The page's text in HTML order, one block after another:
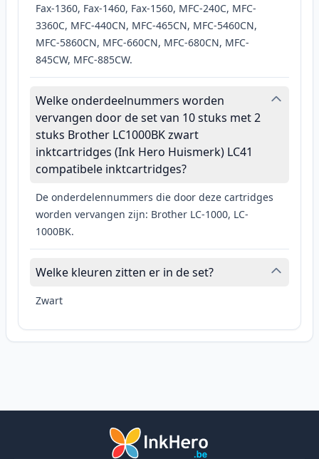
Fax-1360, Fax-1460, Fax-1560, MFC-240C, MFC-
3360C, MFC-440CN, MFC-465CN, MFC-5460CN,
MFC-5860CN, MFC-660CN, MFC-680CN, MFC-
845CW, MFC-885CW.
Welke onderdeelnummers worden
vervangen door de set van 10 stuks met 2
stuks Brother LC1000BK zwart
inktcartridges (Ink Hero Huismerk) LC41
compatibele inktcartridges?
De onderdelennummers die door deze cartridges
worden vervangen zijn: Brother LC-1000, LC-
1000BK.
Welke kleuren zitten er in de set?
Zwart